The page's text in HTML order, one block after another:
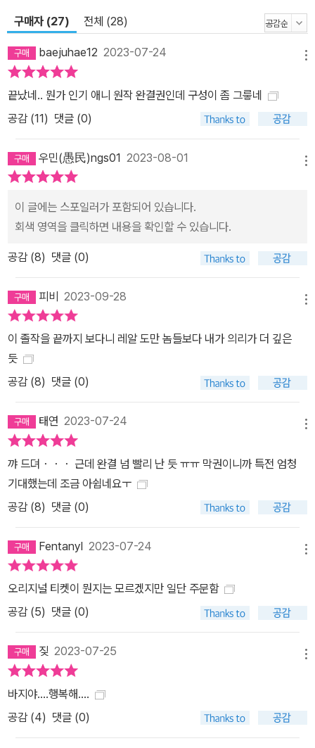
구매자 (27) 전체 (28)
baejuhae12 2023-07-24
끝났네.. 뭔가 인기 애니 원작 완결권인데 구성이 좀 그릏네
공감 (11) 댓글 (0)
우민(愚民)ngs01 2023-08-01
이 글에는 스포일러가 포함되어 있습니다.
회색 영역을 클릭하면 내용을 확인할 수 있습니다.
공감 (8) 댓글 (0)
피비 2023-09-28
이 졸작을 끝까지 보다니 레알 도만 놈들보다 내가 의리가 더 깊은
듯
공감 (8) 댓글 (0)
태연 2023-07-24
꺄 드뎌・・・ 근데 완결 넘 빨리 난 듯 ㅠㅠ 막권이니까 특전 엄청
기대했는데 조금 아쉽네요ㅜ
공감 (8) 댓글 (0)
Fentanyl 2023-07-24
오리지널 티켓이 뭔지는 모르겠지만 일단 주문함
공감 (5) 댓글 (0)
짖 2023-07-25
바지야….행복해….
공감 (4) 댓글 (0)